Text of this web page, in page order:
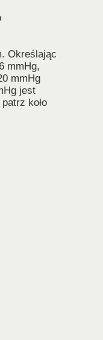
Określając
mmHg,
mmHg
jest
koło